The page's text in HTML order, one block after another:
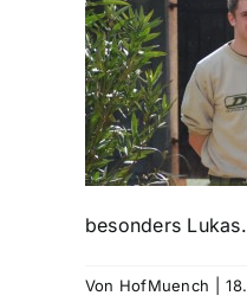
besonders Lukas.
Von HofMuench